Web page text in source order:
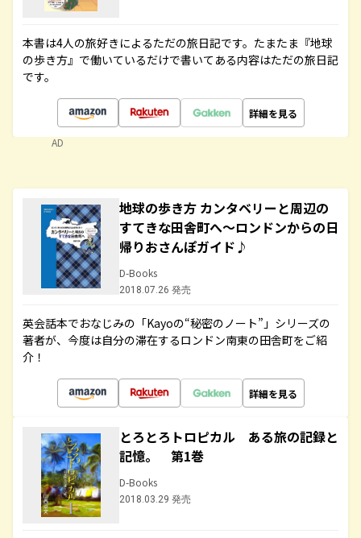
本書は4人の旅好きによるただの旅日記です。たまたま『地球
の歩き方』で働いているだけで書いてある内容はただの旅日記
です。
詳細を見る
AD
地球の歩き方 カンタベリーと周辺の
すてきな田舎町へ～ロンドンからの日
帰りおさんぽガイド♪
D-Books
2018.07.26 発売
英会話本でおなじみの「Kayoの“秘密のノート”」シリーズの
著者が、今度は自分の滞在するロンドン南東の田舎町をご紹
介！
詳細を見る
とろとろトロピカル ある旅の記録と
記憶。 第1巻
D-Books
2018.03.29 発売